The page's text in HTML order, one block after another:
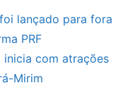
lançado para fora
PRF
inicia com atrações
Mirim